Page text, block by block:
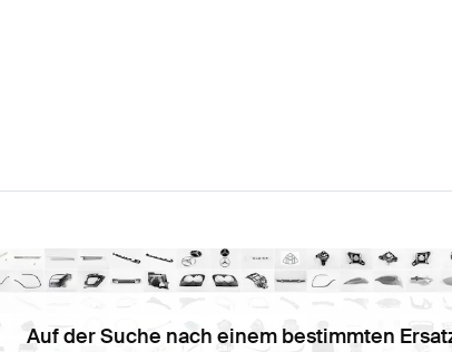
Auf der Suche nach einem bestimmten